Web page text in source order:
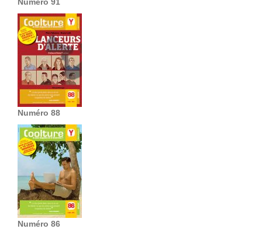
Numéro 88
Numéro 86